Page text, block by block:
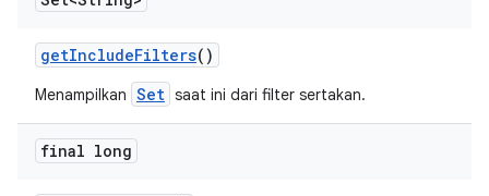
getIncludeFilters()
Menampilkan Set saat ini dari filter sertakan.
final long